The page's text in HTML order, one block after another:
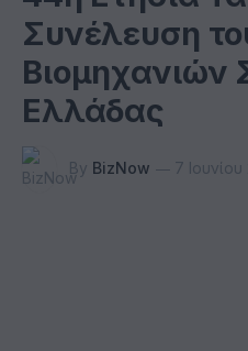
Συνέλευση
Βιομηχανιών
Ελλάδας
By BizNow 7